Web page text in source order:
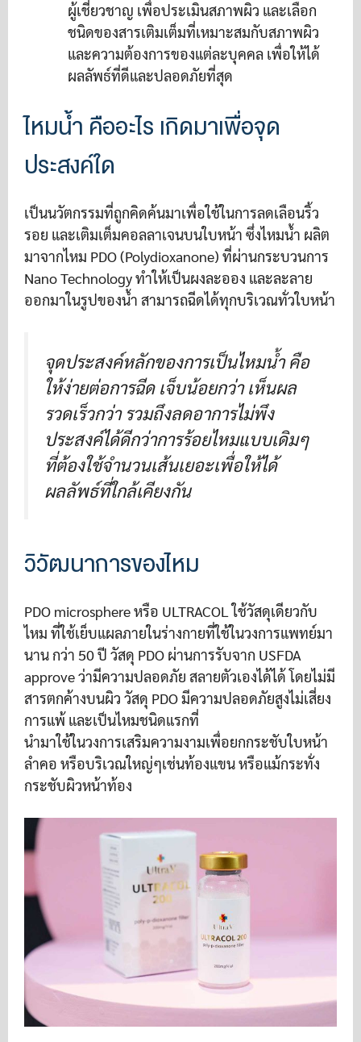
ผู้เชี่ยวชาญ เพื่อประเมินสภาพผิว และเลือก
ชนิดของสารเติมเต็มที่เหมาะสมกับสภาพผิว
และความต้องการของแต่ละบุคคล เพื่อให้ได้
ผลลัพธ์ที่ดีและปลอดภัยที่สุด
ไหมน้ำ คืออะไร เกิดมาเพื่อจุด
ประสงค์ใด
เป็นนวัตกรรมที่ถูกคิดค้นมาเพื่อใช้ในการลดเลือนริ้ว
รอย และเติมเต็มคอลลาเจนบนใบหน้า ซึ่งไหมน้ำ ผลิต
มาจากไหม PDO (Polydioxanone) ที่ผ่านกระบวนการ
Nano Technology ทำให้เป็นผงละออง และละลาย
ออกมาในรูปของน้ำ สามารถฉีดได้ทุกบริเวณทั่วใบหน้า
จุดประสงค์หลักของการเป็นไหมน้ำ คือ
ให้ง่ายต่อการฉีด เจ็บน้อยกว่า เห็นผล
รวดเร็วกว่า รวมถึงลดอาการไม่พึง
ประสงค์ได้ดีกว่าการร้อยไหมแบบเดิมๆ
ที่ต้องใช้จำนวนเส้นเยอะเพื่อให้ได้
ผลลัพธ์ที่ใกล้เคียงกัน
วิวัฒนาการของไหม
PDO microsphere หรือ ULTRACOL ใช้วัสดุเดียวกับ
ไหม ที่ใช้เย็บแผลภายในร่างกายที่ใช้ในวงการแพทย์มา
นาน กว่า 50 ปี วัสดุ PDO ผ่านการรับจาก USFDA
approve ว่ามีความปลอดภัย สลายตัวเองได้ได้ โดยไม่มี
สารตกค้างบนผิว วัสดุ PDO มีความปลอดภัยสูงไม่เสี่ยง
การแพ้ และเป็นไหมชนิดแรกที่
นํามาใช้ในวงการเสริมความงามเพื่อยกกระชับใบหน้า
ลำคอ หรือบริเวณใหญ่ๆเช่นท้องแขน หรือแม้กระทั่ง
กระชับผิวหน้าท้อง